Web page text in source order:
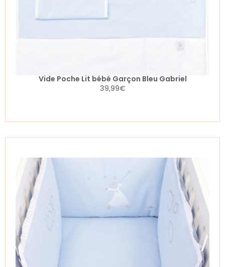
Vide Poche Lit bébé Garçon Bleu Gabriel
39,99€